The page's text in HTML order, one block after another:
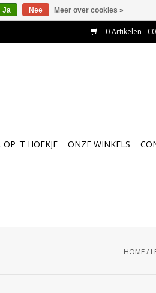
0 Artikelen -
OP 'T HOEKJE ONZE WINKELS
HOME/
Ja Nee Meer over cookies »